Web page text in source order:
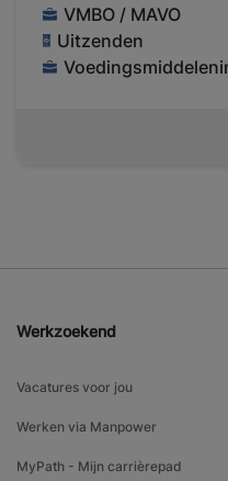
VMBO / MAVO
Uitzenden
Werkzoekend
Vacatures voor jou
Werken via Manpower
MyPath - Mijn carrièrepad